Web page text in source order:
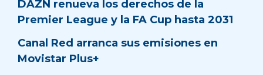
DAZN renueva los derechos de la
Premier League y la FA Cup hasta 2031
Canal Red arranca sus emisiones en
Movistar Plus+